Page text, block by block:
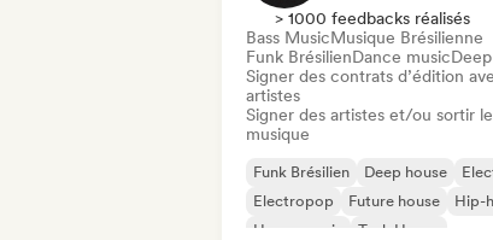
> 1000 feedbacks réalisés
Bass MusicMusique Brésilienne
Funk BrésilienDance music
Signer des contrats d’édition
artistes
Signer des artistes et/ou sortir
musique
Funk Brésilien Deep house
Electropop
Future house
Hip-
House music
Tech House